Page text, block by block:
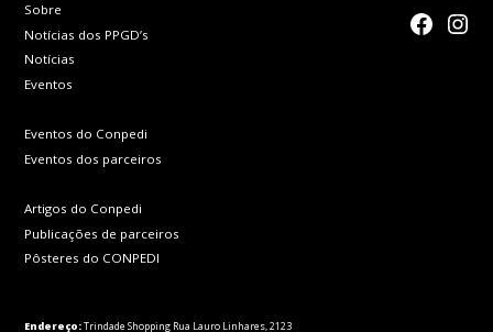
Sobre
Notícias dos PPGD’s
Notícias
Eventos
Eventos do Conpedi
Eventos dos parceiros
Artigos do Conpedi
Publicações de parceiros
Pôsteres do CONPEDI
Endereço:Trindade Shopping Rua Lauro Linhares, 2123